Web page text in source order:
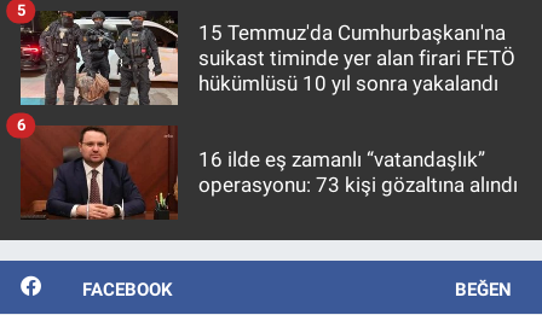
15 Temmuz'da Cumhurbaşkanı'na
suikast timinde yer alan firari FETÖ
hükümlüsü 10 yıl sonra yakalandı
5
16 ilde eş zamanlı “vatandaşlık”
operasyonu: 73 kişi gözaltına alındı
6
FACEBOOK BEĞEN